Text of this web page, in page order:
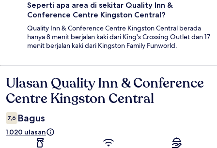
Seperti apa area di sekitar Quality Inn &
Conference Centre Kingston Central?
Quality Inn & Conference Centre Kingston Central berada
hanya 8 menit berjalan kaki dari King's Crossing Outlet dan 17
menit berjalan kaki dari Kingston Family Funworld.
Ulasan
Ulasan Quality Inn & Conference
Centre Kingston Central
7,6 Bagus
1.020 ulasan